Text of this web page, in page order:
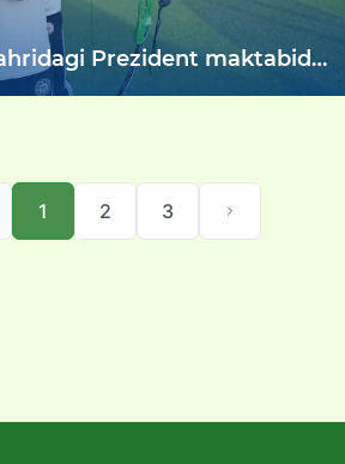
Prezident maktabida
tadbiri oʼtkazildi
1 2 3